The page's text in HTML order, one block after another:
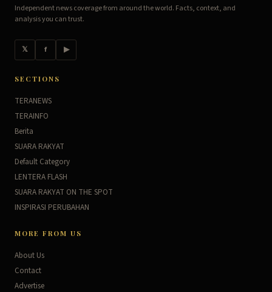
Independent news coverage from around the world. Facts, context, and
analysis you can trust.
𝕏 f ▶
SECTIONS
TERANEWS
TERAINFO
Berita
SUARA RAKYAT
Default Category
LENTERA FLASH
SUARA RAKYAT ON THE SPOT
INSPIRASI PERUBAHAN
MORE FROM US
About Us
Contact
Advertise